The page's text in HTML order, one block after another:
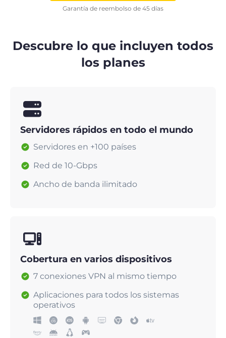
Garantía de reembolso de 45 días
Descubre lo que incluyen todos
los planes
Servidores rápidos en todo el mundo
Servidores en +100 países
Red de 10-Gbps
Ancho de banda ilimitado
Cobertura en varios dispositivos
7 conexiones VPN al mismo tiempo
Aplicaciones para todos los sistemas
operativos